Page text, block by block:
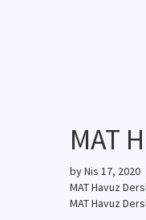
MAT
byNis 17, 2020
MAT Havuz
MAT Havuz